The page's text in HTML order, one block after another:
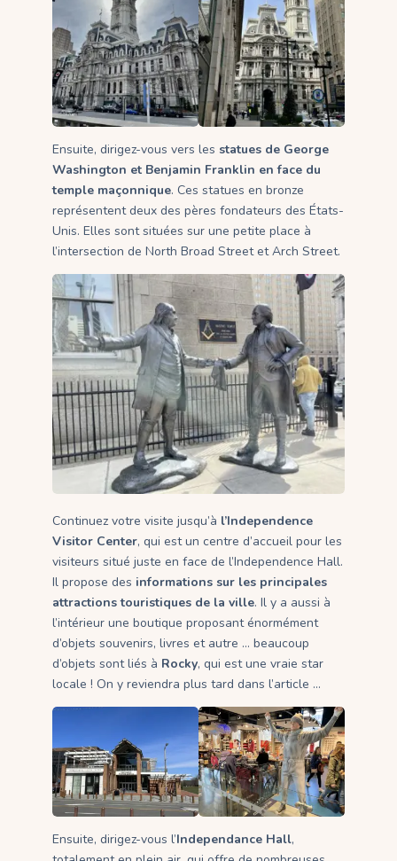
Ensuite, dirigez-vous vers les statues de George
Washington et Benjamin Franklin en face du
temple maçonnique. Ces statues en bronze
représentent deux des pères fondateurs des États-
Unis. Elles sont situées sur une petite place à
l’intersection de North Broad Street et Arch Street.
Continuez votre visite jusqu’à l’Independence
Visitor Center, qui est un centre d’accueil pour les
visiteurs situé juste en face de l’Independence Hall.
Il propose des informations sur les principales
attractions touristiques de la ville. Il y a aussi à
l’intérieur une boutique proposant énormément
d’objets souvenirs, livres et autre … beaucoup
d’objets sont liés à Rocky, qui est une vraie star
locale ! On y reviendra plus tard dans l’article …
Ensuite, dirigez-vous l’Independance Hall,